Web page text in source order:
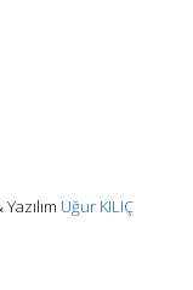
Uğur KILIÇ